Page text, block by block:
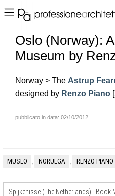
Home ▪ news ▪ en ▪ Oslo (Norway):
Oslo (Norway):
Museum by
Norway > The Astrup
designed by Renzo Piano [
pubblicato in data: 02/10/2012
MUSEO , NORUEGA , RENZO PIANO
Spijkenisse (The Netherlands): ‘Book